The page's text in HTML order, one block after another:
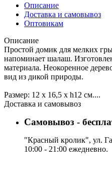
Описание
Доставка и самовывоз
Оптовикам
Описание
Простой домик для мелких
напоминает шалаш.
материала. Неокоренное
вид из дикой природы.
Размер: 12 х 16,5 х h12 см....
Доставка и самовывоз
Самовывоз -
"Красный кролик", ул.
10:00 - 21:00 ежедневно.